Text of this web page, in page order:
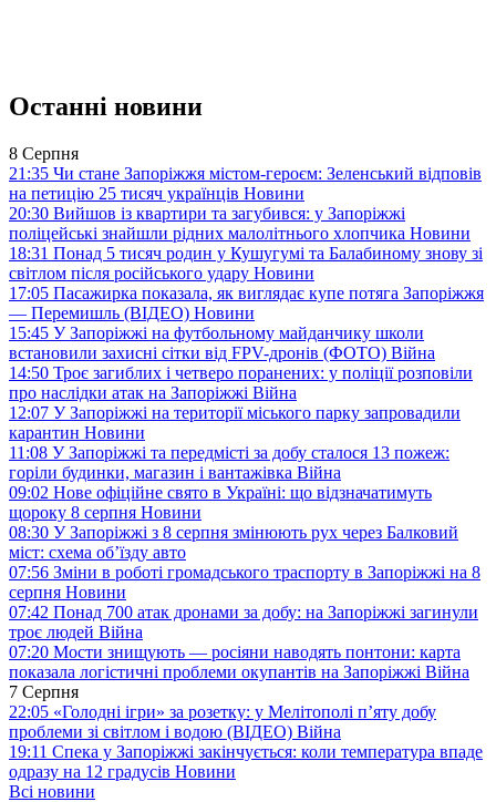
Останні новини
8 Серпня
21:35 Чи стане Запоріжжя містом-героєм: Зеленський відповів
на петицію 25 тисяч українців Новини
20:30 Вийшов із квартири та загубився: у Запоріжжі
поліцейські знайшли рідних малолітнього хлопчика Новини
18:31 Понад 5 тисяч родин у Кушугумі та Балабиному знову зі
світлом після російського удару Новини
17:05 Пасажирка показала, як виглядає купе потяга Запоріжжя
— Перемишль (ВІДЕО) Новини
15:45 У Запоріжжі на футбольному майданчику школи
встановили захисні сітки від FPV-дронів (ФОТО) Війна
14:50 Троє загиблих і четверо поранених: у поліції розповіли
про наслідки атак на Запоріжжі Війна
12:07 У Запоріжжі на території міського парку запровадили
карантин Новини
11:08 У Запоріжжі та передмісті за добу сталося 13 пожеж:
горіли будинки, магазин і вантажівка Війна
09:02 Нове офіційне свято в Україні: що відзначатимуть
щороку 8 серпня Новини
08:30 У Запоріжжі з 8 серпня змінюють рух через Балковий
міст: схема об’їзду авто
07:56 Зміни в роботі громадського траспорту в Запоріжжі на 8
серпня Новини
07:42 Понад 700 атак дронами за добу: на Запоріжжі загинули
троє людей Війна
07:20 Мости знищують — росіяни наводять понтони: карта
показала логістичні проблеми окупантів на Запоріжжі Війна
7 Серпня
22:05 «Голодні ігри» за розетку: у Мелітополі п’яту добу
проблеми зі світлом і водою (ВІДЕО) Війна
19:11 Спека у Запоріжжі закінчується: коли температура впаде
одразу на 12 градусів Новини
Всі новини